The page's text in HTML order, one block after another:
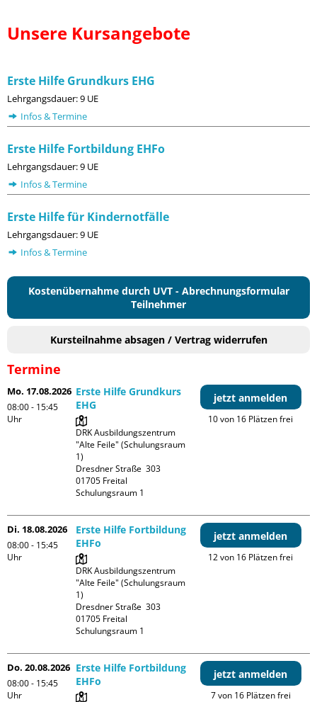
Unsere Kursangebote
Erste Hilfe Grundkurs EHG
Lehrgangsdauer: 9 UE
Infos & Termine
Erste Hilfe Fortbildung EHFo
Lehrgangsdauer: 9 UE
Infos & Termine
Erste Hilfe für Kindernotfälle
Lehrgangsdauer: 9 UE
Infos & Termine
Kostenübernahme durch UVT - Abrechnungsformular
Teilnehmer
Kursteilnahme absagen / Vertrag widerrufen
Termine
Mo. 17.08.2026
08:00 - 15:45
Uhr
Erste Hilfe Grundkurs
EHG
DRK Ausbildungszentrum
"Alte Feile" (Schulungsraum
1)
Dresdner Straße  303
01705 Freital
Schulungsraum 1
jetzt anmelden
10 von 16 Plätzen frei
Di. 18.08.2026
08:00 - 15:45
Uhr
Erste Hilfe Fortbildung
EHFo
DRK Ausbildungszentrum
"Alte Feile" (Schulungsraum
1)
Dresdner Straße  303
01705 Freital
Schulungsraum 1
jetzt anmelden
12 von 16 Plätzen frei
Do. 20.08.2026
08:00 - 15:45
Uhr
Erste Hilfe Fortbildung
EHFo
jetzt anmelden
7 von 16 Plätzen frei